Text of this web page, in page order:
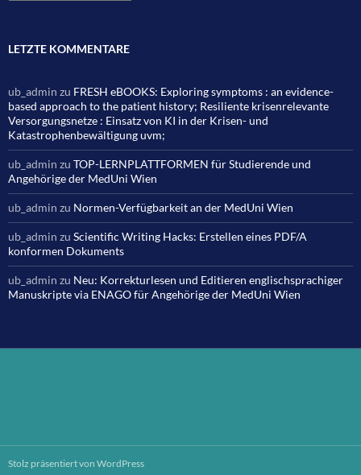
LETZTE KOMMENTARE
ub_admin zu FRESH eBOOKS: Exploring symptoms : an evidence-
based approach to the patient history; Resiliente krisenrelevante
Versorgungsnetze : Einsatz von KI in der Krisen- und
Katastrophenbewältigung uvm;
ub_admin zu TOP-LERNPLATTFORMEN für Studierende und
Angehörige der MedUni Wien
ub_admin zu Normen-Verfügbarkeit an der MedUni Wien
ub_admin zu Scientific Writing Hacks: Erstellen eines PDF/A
konformen Dokuments
ub_admin zu Neu: Korrekturlesen und Editieren englischsprachiger
Manuskripte via ENAGO für Angehörige der MedUni Wien
Stolz präsentiert von WordPress